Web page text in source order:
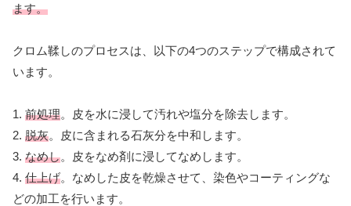
ます。
クロム鞣しのプロセスは、以下の4つのステップで構成されて
います。
1. 前処理。皮を水に浸して汚れや塩分を除去します。
2. 脱灰。皮に含まれる石灰分を中和します。
3. なめし。皮をなめ剤に浸してなめします。
4. 仕上げ。なめした皮を乾燥させて、染色やコーティングな
どの加工を行います。